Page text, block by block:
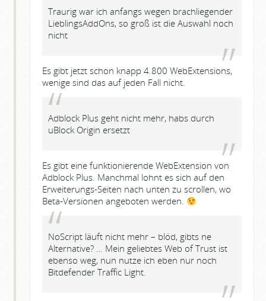
Traurig war ich anfangs wegen brachliegender
LieblingsAddOns, so groß ist die Auswahl noch
nicht
Es gibt jetzt schon knapp 4.800 WebExtensions,
wenige sind das auf jeden Fall nicht.
Adblock Plus geht nicht mehr, habs durch
uBlock Origin ersetzt
Es gibt eine funktionierende WebExtension von
Adblock Plus. Manchmal lohnt es sich auf den
Erweiterungs-Seiten nach unten zu scrollen, wo
Beta-Versionen angeboten werden.
NoScript läuft nicht mehr – blöd, gibts ne
Alternative? … Mein geliebtes Web of Trust ist
ebenso weg, nun nutze ich eben nur noch
Bitdefender Traffic Light.